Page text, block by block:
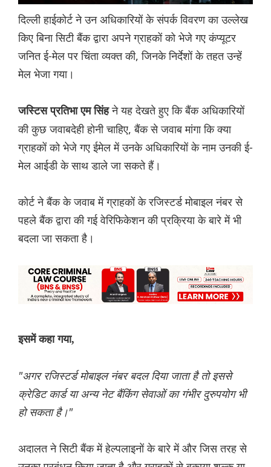
दिल्ली हाईकोर्ट ने उन अधिकारियों के संपर्क विवरण का उल्लेख
किए बिना सिटी बैंक द्वारा अपने ग्राहकों को भेजे गए कंप्यूटर
जनित ई-मेल पर चिंता व्यक्त की, जिनके निर्देशों के तहत उन्हें
मेल भेजा गया।
जस्टिस प्रतिभा एम सिंहने यह देखते हुए कि बैंक अधिकारियों
की कुछ जवाबदेही होनी चाहिए, बैंक से जवाब मांगा कि क्या
ग्राहकों को भेजे गए ईमेल में उनके अधिकारियों के नाम उनकी ई-
मेल आईडी के साथ डाले जा सकते हैं।
कोर्ट ने बैंक के जवाब में ग्राहकों के रजिस्टर्ड मोबाइल नंबर से
पहले बैंक द्वारा की गई वेरिफिकेशन की प्रक्रिया के बारे में भी
बदला जा सकता है।
इसमें कहा गया,
"अगर रजिस्टर्ड मोबाइल नंबर बदल दिया जाता है तो इससे
क्रेडिट कार्ड या अन्य नेट बैंकिंग सेवाओं का गंभीर दुरुपयोग भी
हो सकता है।"
अदालत ने सिटी बैंक में हेल्पलाइनों के बारे में और जिस तरह से